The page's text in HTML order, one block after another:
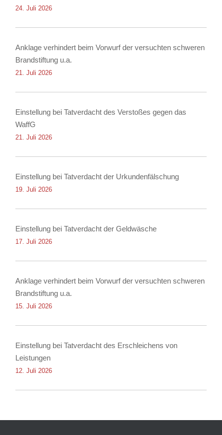
24. Juli 2026
Anklage verhindert beim Vorwurf der versuchten schweren
Brandstiftung u.a.
21. Juli 2026
Einstellung bei Tatverdacht des Verstoßes gegen das
WaffG
21. Juli 2026
Einstellung bei Tatverdacht der Urkundenfälschung
19. Juli 2026
Einstellung bei Tatverdacht der Geldwäsche
17. Juli 2026
Anklage verhindert beim Vorwurf der versuchten schweren
Brandstiftung u.a.
15. Juli 2026
Einstellung bei Tatverdacht des Erschleichens von
Leistungen
12. Juli 2026